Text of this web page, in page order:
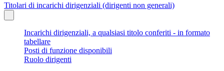
Titolari di incarichi dirigenziali (dirigenti non generali)
Incarichi dirigenziali, a qualsiasi titolo conferiti - in formato
tabellare
Posti di funzione disponibili
Ruolo dirigenti